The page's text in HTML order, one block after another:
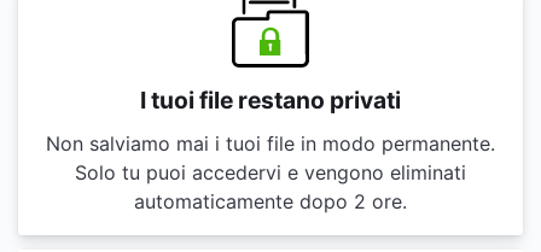
I tuoi file restano privati
Non salviamo mai i tuoi file in modo permanente.
Solo tu puoi accedervi e vengono eliminati
automaticamente dopo 2 ore.